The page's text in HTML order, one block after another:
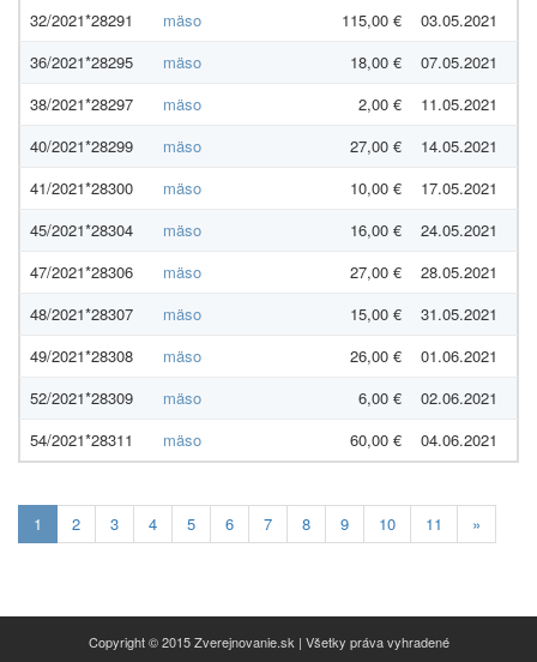
32/2021*28291
mäso 115,00 €
03.05.2021
36/2021*28295
mäso 18,00 €
07.05.2021
38/2021*28297
mäso 2,00 €
11.05.2021
40/2021*28299
mäso 27,00 €
14.05.2021
41/2021*28300
mäso 10,00 €
17.05.2021
45/2021*28304
mäso 16,00 €
24.05.2021
47/2021*28306
mäso 27,00 €
28.05.2021
48/2021*28307
mäso 15,00 €
31.05.2021
49/2021*28308
mäso 26,00 €
01.06.2021
52/2021*28309
mäso 6,00 €
02.06.2021
54/2021*28311
mäso 60,00 € 04.06.2021
1 Aktuálna
stránka
2 3 4 5 6 7 8 9 10 11 »
Copyright © 2015 Zverejnovanie.sk | Všetky práva vyhradené